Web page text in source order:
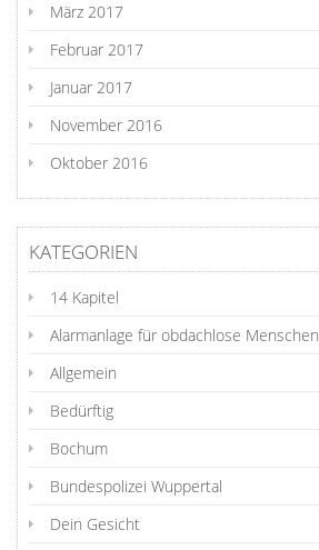
März 2017
Februar 2017
Januar 2017
November 2016
Oktober 2016
KATEGORIEN
14 Kapitel
Alarmanlage für obdachlose Menschen
Allgemein
Bedürftig
Bochum
Bundespolizei Wuppertal
Dein Gesicht